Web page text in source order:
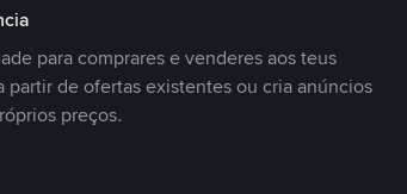
para comprares e venderes aos teus
de ofertas existentes ou cria anúncios
preços.